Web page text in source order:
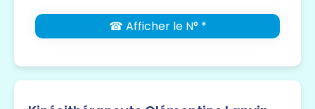
☎ Afficher le N° *